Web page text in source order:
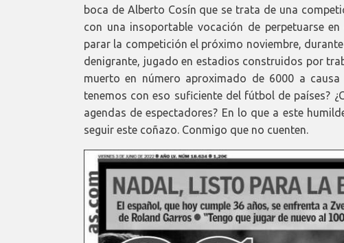
boca de Alberto Cosín que se trata de una
con una insoportable vocación de perpetuarse
parar la competición el próximo noviembre,
denigrante, jugado en estadios construidos por
muerto en número aproximado de 6000 a
tenemos con eso suficiente del fútbol de países?
agendas de espectadores? En lo que a este
seguir este coñazo. Conmigo que no cuenten.